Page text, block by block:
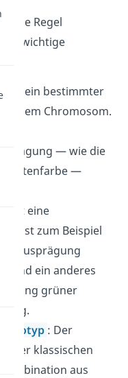
Regel
wichtige
ist ein bestimmter
einem Chromosom.
— wie die
Blütenfarbe —
ist eine
So ist zum Beispiel
Ausprägung
und ein anderes
grüner
Phänotyp : Der
in der klassischen
Kombination aus